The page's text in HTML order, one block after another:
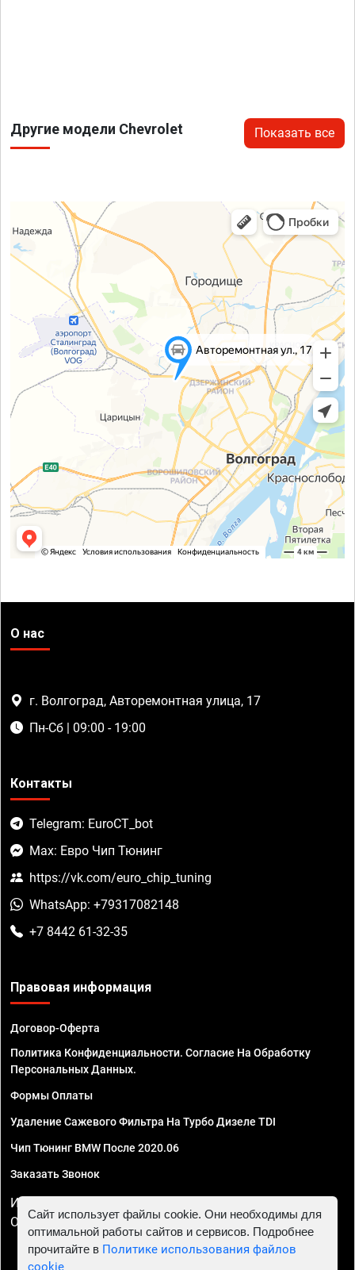
Другие модели Chevrolet Показать все
О нас
г. Волгоград, Авторемонтная улица, 17
Пн-Сб | 09:00 - 19:00
Контакты
Telegram: EuroCT_bot
Max: Евро Чип Тюнинг
https://vk.com/euro_chip_tuning
WhatsApp: +79317082148
+7 8442 61-32-35
Правовая информация
Договор-Оферта
Политика Конфиденциальности. Согласие На Обработку
Персональных Данных.
Формы Оплаты
Удаление Сажевого Фильтра На Турбо Дизеле TDI
Чип Тюнинг BMW После 2020.06
Заказать Звонок
ИП Смирнов Георгий Павлович. ИНН 781302555843,
ОГРНИП 324470400032610
Сайт использует файлы cookie. Они необходимы для
оптимальной работы сайтов и сервисов. Подробнее
прочитайте в Политике использования файлов
cookie